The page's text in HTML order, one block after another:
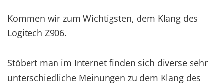
Kommen wir zum Wichtigsten, dem Klang des
Logitech Z906.
Stöbert man im Internet finden sich diverse sehr
unterschiedliche Meinungen zu dem Klang des